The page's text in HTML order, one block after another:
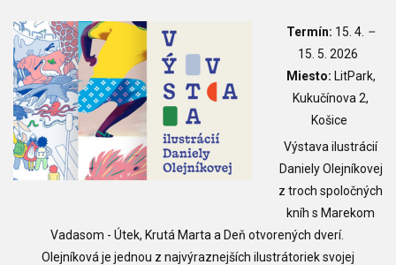
Termín: 15. 4. –
15. 5. 2026
Miesto: LitPark,
Kukučínova 2,
Košice
Výstava ilustrácií
Daniely Olejníkovej
z troch spoločných
kníh s Marekom
Vadasom - Útek, Krutá Marta a Deň otvorených dverí.
Olejníková je jednou z najvýraznejších ilustrátoriek svojej